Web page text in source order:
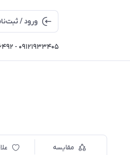
ورود /
- 09121933405
مقایسه